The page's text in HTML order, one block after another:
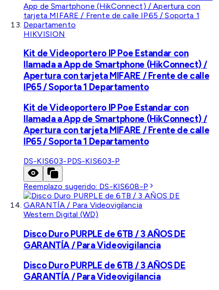
HIKVISION
Kit de Videoportero IP Poe Estandar con
llamada a App de Smartphone (HikConnect) /
Apertura con tarjeta MIFARE / Frente de calle
IP65 / Soporta 1 Departamento
Kit de Videoportero IP Poe Estandar con
llamada a App de Smartphone (HikConnect) /
Apertura con tarjeta MIFARE / Frente de calle
IP65 / Soporta 1 Departamento
DS-KIS603-PDS-KIS603-P
Reemplazo sugerido: DS-KIS608-P
Western Digital (WD)
Disco Duro PURPLE de 6TB / 3 AÑOS DE
GARANTÍA / Para Videovigilancia
Disco Duro PURPLE de 6TB / 3 AÑOS DE
GARANTÍA / Para Videovigilancia